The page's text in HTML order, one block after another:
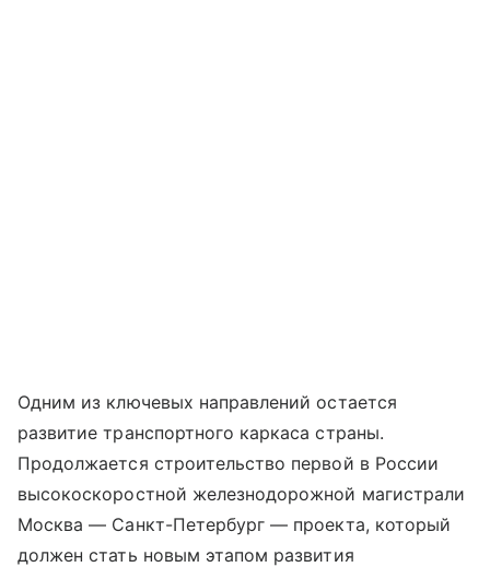
Одним из ключевых направлений остается
развитие транспортного каркаса страны.
Продолжается строительство первой в России
высокоскоростной железнодорожной магистрали
Москва — Санкт-Петербург — проекта, который
должен стать новым этапом развития